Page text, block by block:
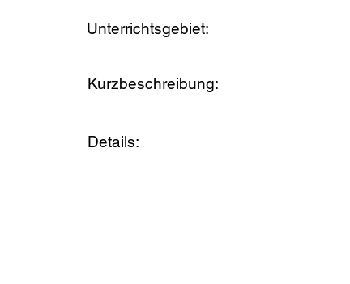
Unterrichtsgebiet:
Kurzbeschreibung:
Details: